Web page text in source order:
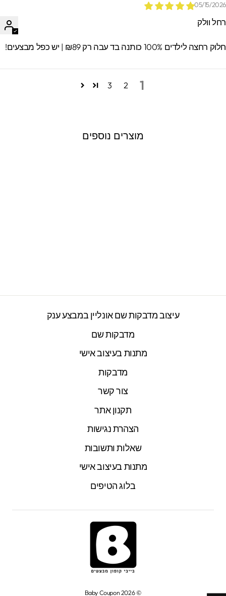
05/15/
וולק
רחצה לילדים 100% כותנה בד עבה רק ₪89 | יש כפל מבצעים!
1
2
3
מוצרים נוספים
עיצוב מדבקות שם אונליין במבצע ענק
מדבקות שם
מתנות בעיצוב אישי
מדבקות
צור קשר
תקנון אתר
הצהרת נגישות
שאלות ותשובות
מתנות בעיצוב אישי
בלוג הטיפים
© 2026 Baby Coupon